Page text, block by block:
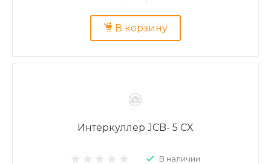
В корзину
Интеркуллер JCB- 5 CX
В наличии